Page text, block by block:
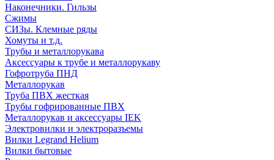
Наконечники. Гильзы
Сжимы
СИЗы. Клемные ряды
Хомуты и т.д.
Трубы и металлорукава
Аксессуары к трубе и металлорукаву
Гофротруба ПНД
Металлорукав
Труба ПВХ жесткая
Трубы гофрированные ПВХ
Металлорукав и аксессуары IEK
Электровилки и электроразъемы
Вилки Legrand Helium
Вилки бытовые